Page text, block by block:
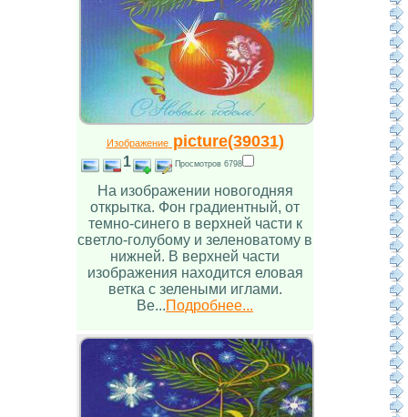
Изображениеpicture(39031)
1 Просмотров 6798
На изображении новогодняя
открытка. Фон градиентный, от
темно-синего в верхней части к
светло-голубому и зеленоватому в
нижней. В верхней части
изображения находится еловая
ветка с зелеными иглами.
Ве...Подробнее...